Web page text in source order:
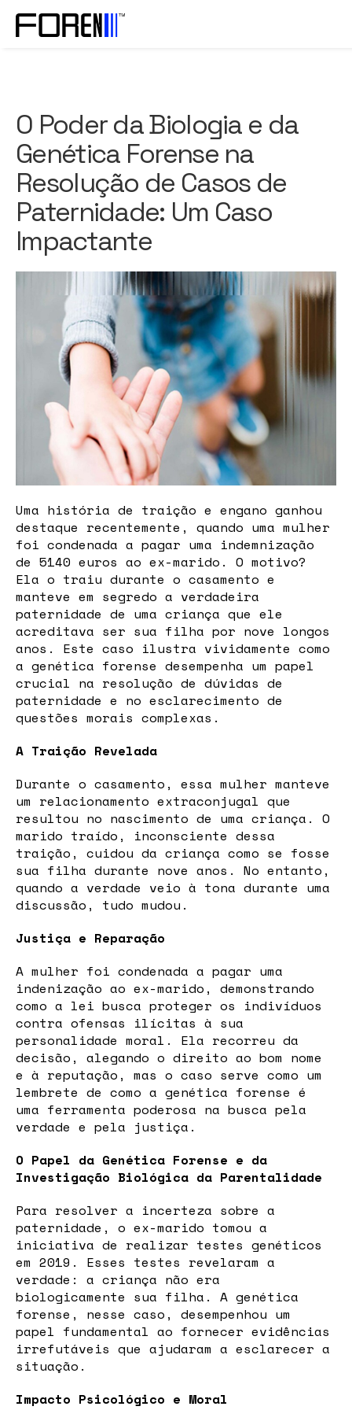
O Poder da Biologia e da
Genética Forense na
Resolução de Casos de
Paternidade: Um Caso
Impactante
Uma história de traição e engano ganhou
destaque recentemente, quando uma mulher
foi condenada a pagar uma indemnização
de 5140 euros ao ex-marido. O motivo?
Ela o traiu durante o casamento e
manteve em segredo a verdadeira
paternidade de uma criança que ele
acreditava ser sua filha por nove longos
anos. Este caso ilustra vividamente como
a genética forense desempenha um papel
crucial na resolução de dúvidas de
paternidade e no esclarecimento de
questões morais complexas.
A Traição Revelada
Durante o casamento, essa mulher manteve
um relacionamento extraconjugal que
resultou no nascimento de uma criança. O
marido traído, inconsciente dessa
traição, cuidou da criança como se fosse
sua filha durante nove anos. No entanto,
quando a verdade veio à tona durante uma
discussão, tudo mudou.
Justiça e Reparação
A mulher foi condenada a pagar uma
indenização ao ex-marido, demonstrando
como a lei busca proteger os indivíduos
contra ofensas ilícitas à sua
personalidade moral. Ela recorreu da
decisão, alegando o direito ao bom nome
e à reputação, mas o caso serve como um
lembrete de como a genética forense é
uma ferramenta poderosa na busca pela
verdade e pela justiça.
O Papel da Genética Forense e da
Investigação Biológica da Parentalidade
Para resolver a incerteza sobre a
paternidade, o ex-marido tomou a
iniciativa de realizar testes genéticos
em 2019. Esses testes revelaram a
verdade: a criança não era
biologicamente sua filha. A genética
forense, nesse caso, desempenhou um
papel fundamental ao fornecer evidências
irrefutáveis que ajudaram a esclarecer a
situação.
Impacto Psicológico e Moral